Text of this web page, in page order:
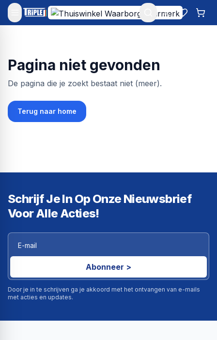
Mijn account
Pagina niet gevonden
De pagina die je zoekt bestaat niet (meer).
Terug naar home
Schrijf Je In Op Onze Nieuwsbrief
Voor Alle Acties!
Abonneer >
Door je in te schrijven ga je akkoord met het ontvangen van e-mails
met acties en updates.